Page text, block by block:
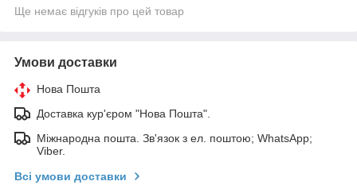
Ще немає відгуків про цей товар
Умови доставки
Нова Пошта
Доставка кур'єром "Нова Пошта".
Міжнародна пошта. Зв'язок з ел. поштою; WhatsApp;
Viber.
Всі умови доставки